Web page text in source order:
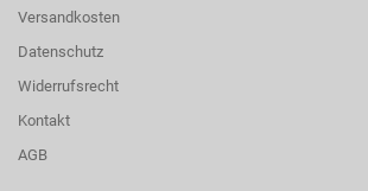
Versandkosten
Datenschutz
Widerrufsrecht
Kontakt
AGB